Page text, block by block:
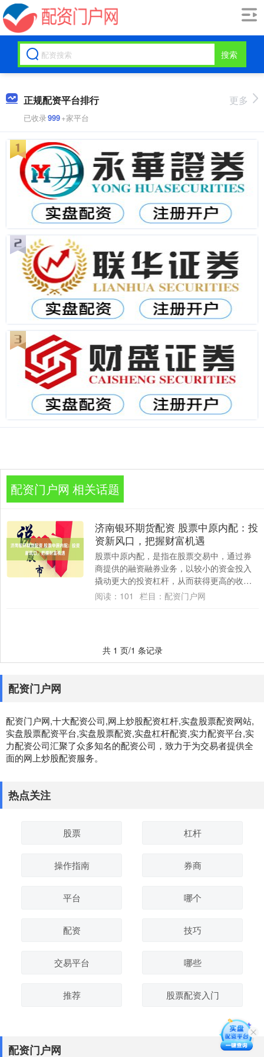
搜索
正规配资平台排行
已收录999+家平台
更多
配资门户网 相关话题
济南银环期货配资 股票中原内配：投
资新风口，把握财富机遇
股票中原内配，是指在股票交易中，通过券
商提供的融资融券业务，以较小的资金投入
撬动更大的投资杠杆，从而获得更高的收
益。 南宁股票配资公司拥有专业的团队和完
阅读： 101 栏目： 配资门户网
共 1 页/1 条记录
配资门户网
配资门户网,十大配资公司,网上炒股配资杠杆,实盘股票配资网站,
实盘股票配资平台,实盘股票配资,实盘杠杆配资,实力配资平台,实
力配资公司汇聚了众多知名的配资公司，致力于为交易者提供全
面的网上炒股配资服务。
热点关注
股票 杠杆
操作指南 券商
平台 哪个
配资 技巧
交易平台 哪些
推荐 股票配资入门
配资门户网